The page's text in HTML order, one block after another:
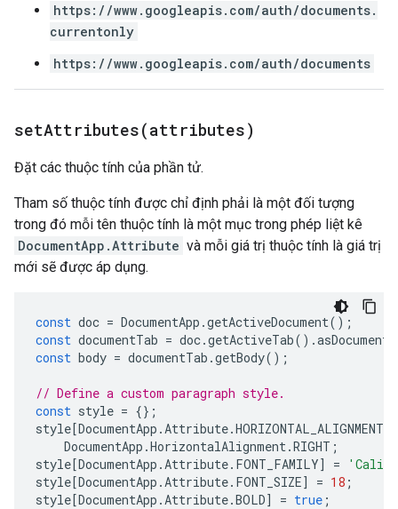
https://www.googleapis.com/auth/documents.
currentonly
https://www.googleapis.com/auth/documents
setAttributes(attributes)
Đặt các thuộc tính của phần tử.
Tham số thuộc tính được chỉ định phải là một đối tượng
trong đó mỗi tên thuộc tính là một mục trong phép liệt kê
DocumentApp.Attribute và mỗi giá trị thuộc tính là giá trị
mới sẽ được áp dụng.
const doc = DocumentApp .getActiveDocument();
const documentTab = doc.getActiveTab().
const body = documentTab .getBody();
// Define a custom paragraph style.
const style = {};
style[DocumentApp .Attribute.HORIZONTAL_ALIGNMENT
DocumentApp .HorizontalAlignment.RIGHT ;
style[DocumentApp .Attribute. FONT_FAMILY] =
style[DocumentApp .Attribute. FONT_SIZE] = 18 ;
style[DocumentApp .Attribute.BOLD] = true ;